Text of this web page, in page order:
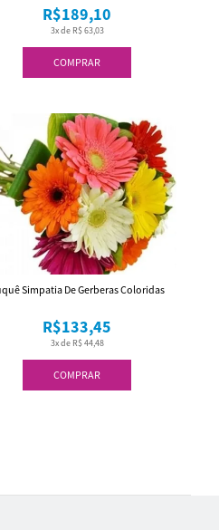
COMPRAR
3x de R$ 63,03
R$189,10
COMPRAR
3x de R$ 44,48
R$133,45
Simpatia De Gerberas Coloridas